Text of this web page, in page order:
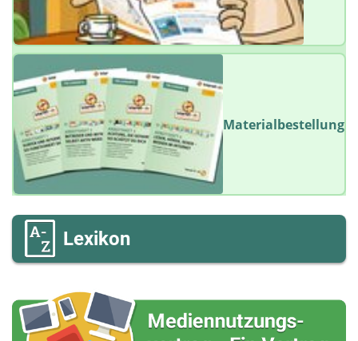
Materialbestellung
Lexikon